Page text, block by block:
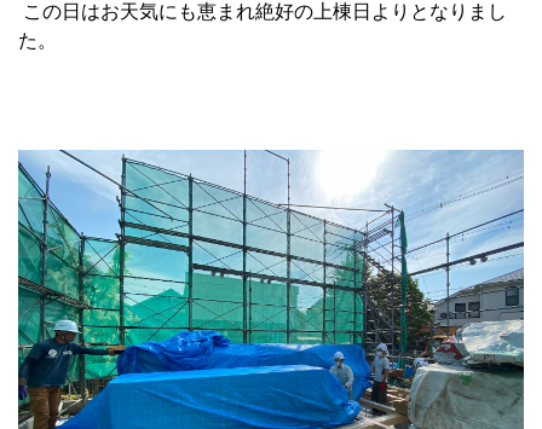
この日はお天気にも恵まれ絶好の上棟日よりとなりまし
た。